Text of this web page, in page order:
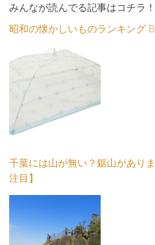
みんなが読んでる記事はコチラ！
昭和の懐かしいものランキング
千葉には山が無い？鋸山があり
注目】